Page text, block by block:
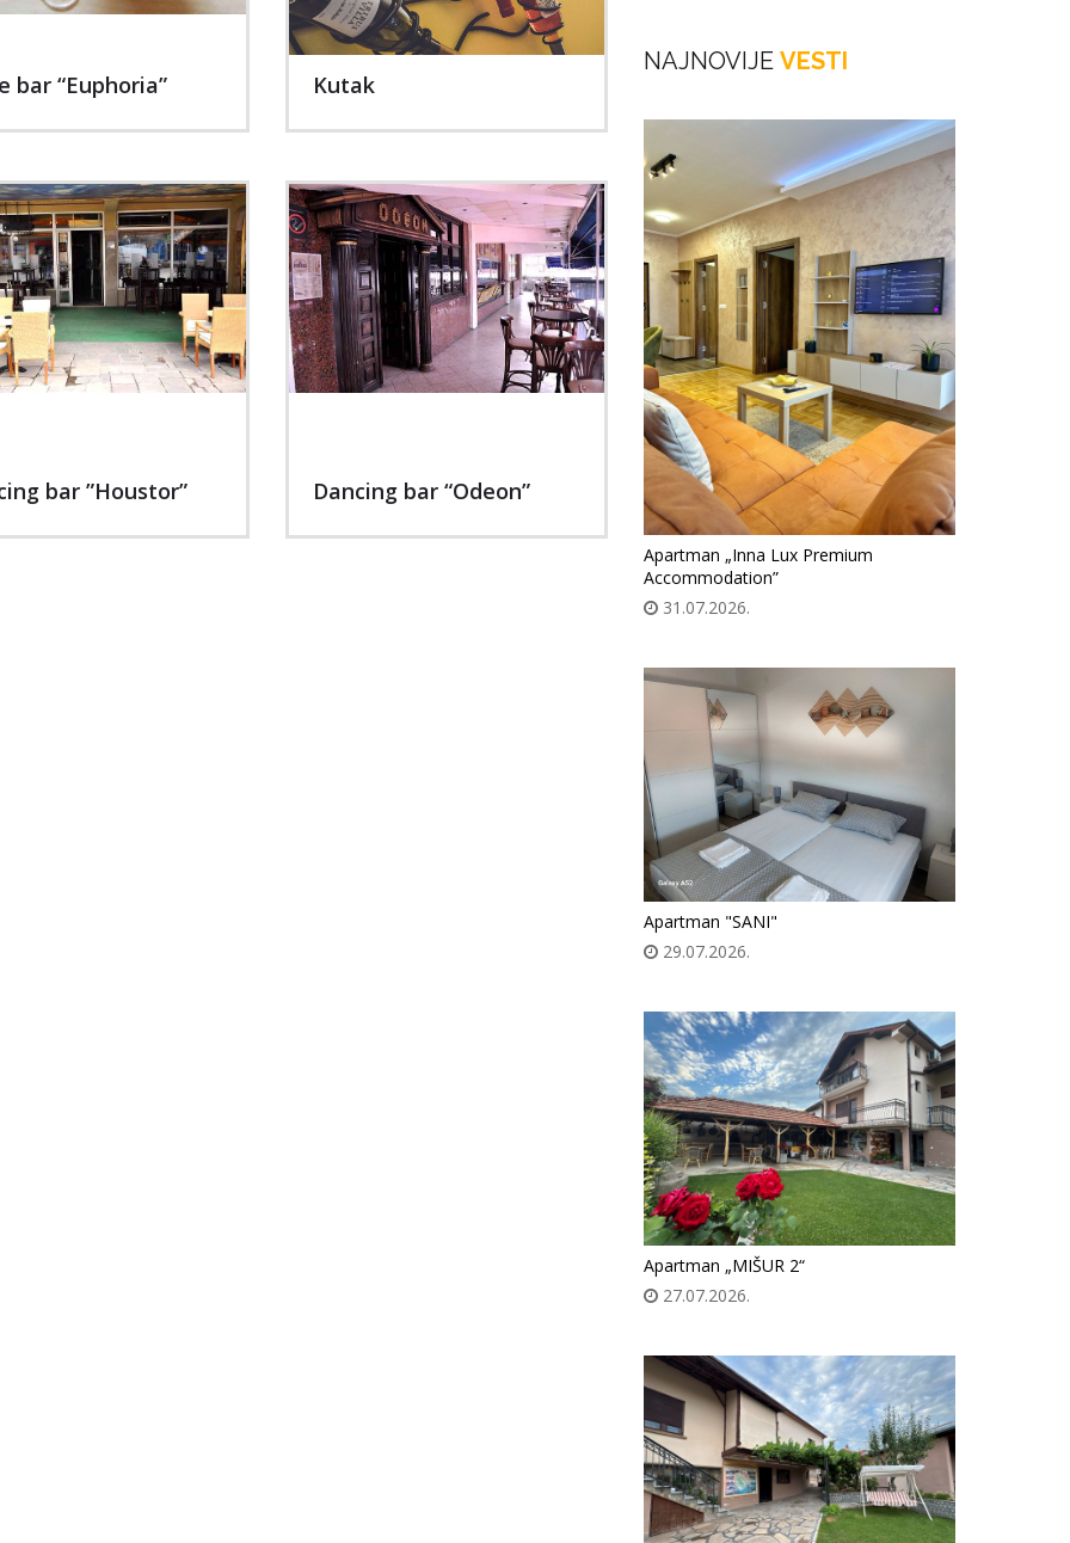
bar “Euphoria” Kutak
bar ”Houstor” Dancing bar “Odeon”
NAJNOVIJE VESTI
Apartman „Inna Lux Premium
Accommodation”
31.07.2026.
Apartman "SANI"
29.07.2026.
Apartman „MIŠUR 2“
27.07.2026.